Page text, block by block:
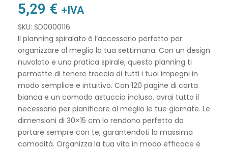
5,29 € +IVA
SKU: SD0000116
Il planning spiralato è l’accessorio perfetto per
organizzare al meglio la tua settimana. Con un design
nuvolato e una pratica spirale, questo planning ti
permette di tenere traccia di tutti i tuoi impegni in
modo semplice e intuitivo. Con 120 pagine di carta
bianca e un comodo astuccio incluso, avrai tutto il
necessario per pianificare al meglio le tue giornate. Le
dimensioni di 30×15 cm lo rendono perfetto da
portare sempre con te, garantendoti la massima
comodità. Organizza la tua vita in modo efficace e